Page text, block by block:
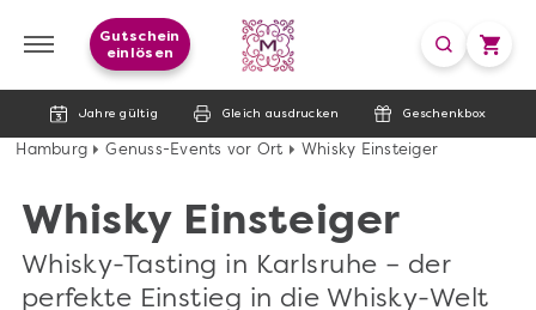
Jahre gültig Gleich ausdrucken Geschenkbox
Gutschein
einlösen
Hamburg Genuss-Events vor Ort Whisky Einsteiger
Whisky Einsteiger
Whisky-Tasting in Karlsruhe – der
perfekte Einstieg in die Whisky-Welt